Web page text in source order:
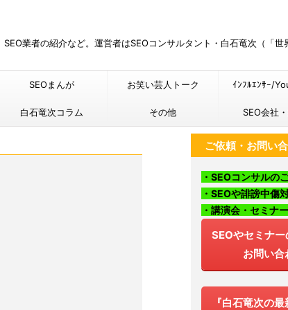
業者の紹介など。運営者はSEOコンサルタント・白石竜次（「
SEOまんが お笑い芸人トーク ｲﾝﾌﾙｴﾝｻｰ/
白石竜次コラム その他 SEO会社
ご依頼・お問い
・SEOコンサルの
・SEOや誹謗中傷
・講演会・セミナ
SEOやセミナー
お問い合
『白石竜次の